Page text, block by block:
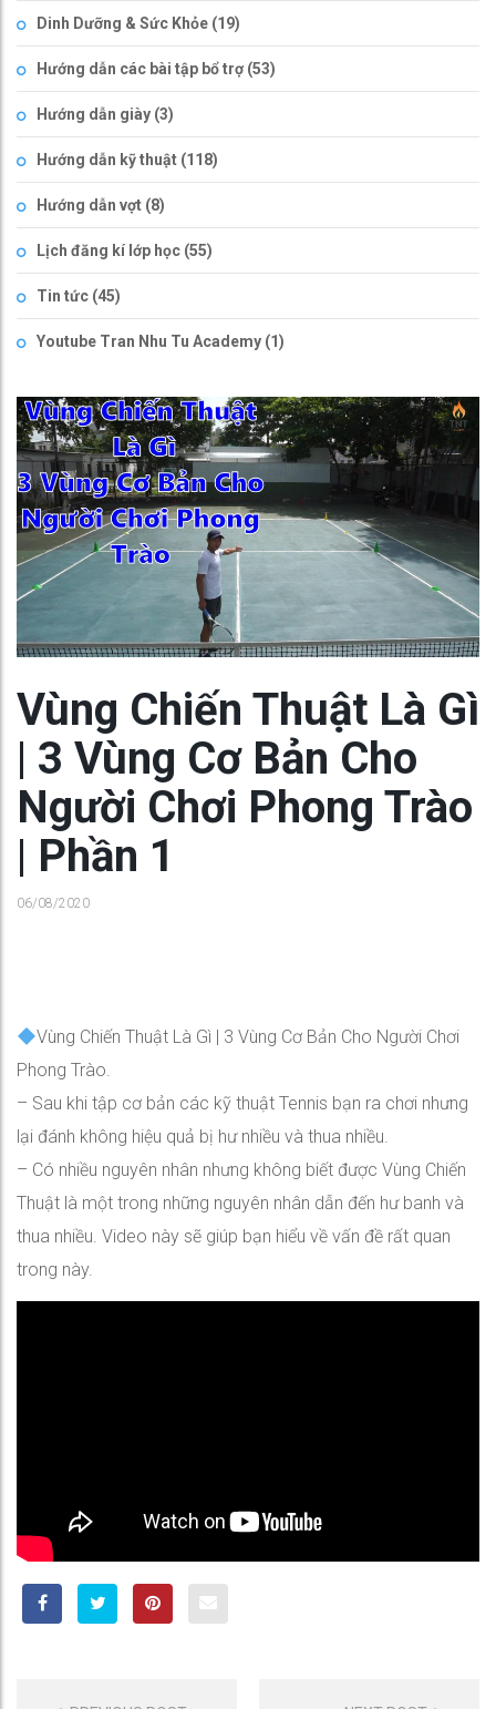
Dinh Dưỡng & Sức Khỏe (19)
Hướng dẫn các bài tập bổ trợ (53)
Hướng dẫn giày (3)
Hướng dẫn kỹ thuật (118)
Hướng dẫn vợt (8)
Lịch đăng kí lớp học (55)
Tin tức (45)
Youtube Tran Nhu Tu Academy (1)
Vùng Chiến Thuật Là Gì
| 3 Vùng Cơ Bản Cho
Người Chơi Phong Trào
| Phần 1
06/08/2020
Vùng Chiến Thuật Là Gì | 3 Vùng Cơ Bản Cho Người Chơi
Phong Trào.
– Sau khi tập cơ bản các kỹ thuật Tennis bạn ra chơi nhưng
lại đánh không hiệu quả bị hư nhiều và thua nhiều.
– Có nhiều nguyên nhân nhưng không biết được Vùng Chiến
Thuật là một trong những nguyên nhân dẫn đến hư banh và
thua nhiều. Video này sẽ giúp bạn hiểu về vấn đề rất quan
trong này.